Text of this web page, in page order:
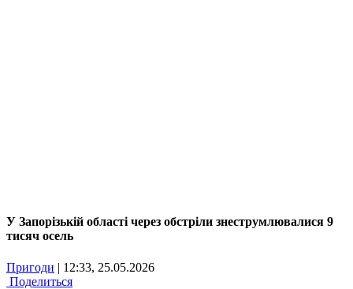
У Запорізькій області через обстріли знеструмлювалися 9
тисяч осель
Пригоди | 12:33, 25.05.2026
Поделиться